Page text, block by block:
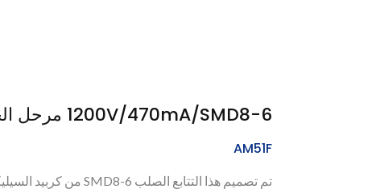
1200V/470mA/SMD8-6 مرحل الحالة الصلبة (SiC MOSFET)
AM51F
تم تصميم هذا التتابع الصلب SMD8-6 من كربيد السيليكون لتطبيقات الجهد العالي مثل اكتشاف...